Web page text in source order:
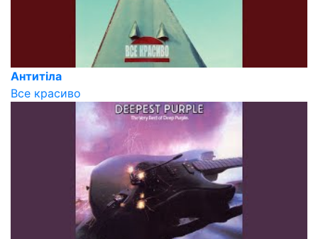
Антитіла
Все красиво